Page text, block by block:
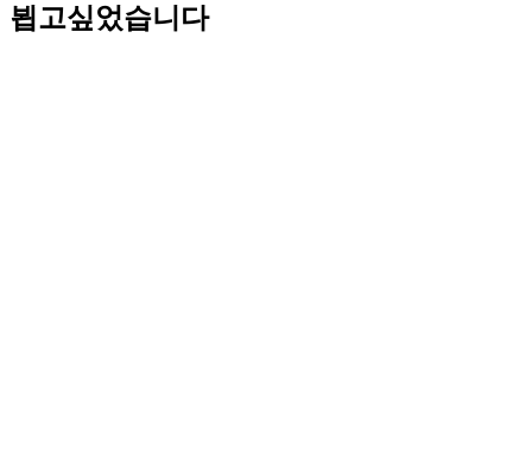
뵙고싶었습니다